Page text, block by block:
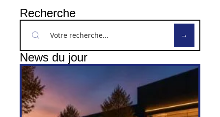
Recherche
News du jour